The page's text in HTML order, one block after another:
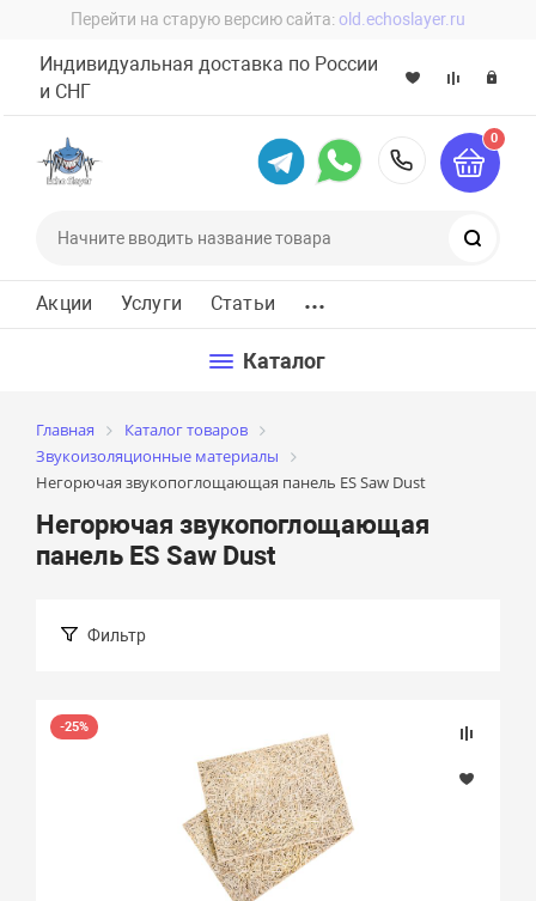
Перейти на старую версию сайта: old.echoslayer.ru
Индивидуальная доставка по России
и СНГ
8 (800)
0
Акции Услуги Статьи ...
Каталог
Главная
Каталог товаров
Звукоизоляционные материалы
Негорючая звукопоглощающая панель ES Saw Dust
Негорючая звукопоглощающая
панель ES Saw Dust
Фильтр
Подбор параметров
Розничная цена
-25%